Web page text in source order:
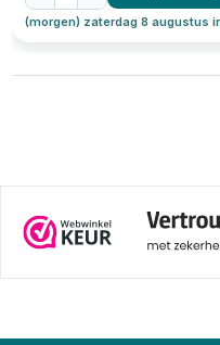
(morgen) zaterdag 8 augustus